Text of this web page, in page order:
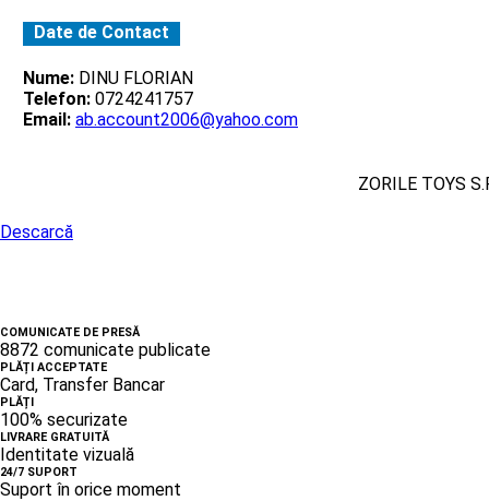
Date de Contact
Nume: DINU FLORIAN
Telefon: 0724241757
Email: ab.account2006@yahoo.com
ZORILE TOYS
Descarcă
COMUNICATE DE PRESĂ
8872 comunicate publicate
PLĂȚI ACCEPTATE
Card, Transfer Bancar
PLĂȚI
100% securizate
LIVRARE GRATUITĂ
Identitate vizuală
24/7 SUPORT
Suport în orice moment